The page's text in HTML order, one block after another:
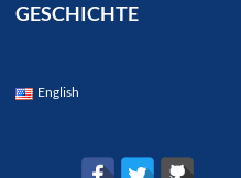
GESCHICHTE
English